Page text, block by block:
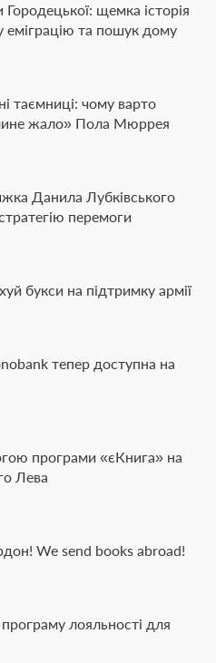
Городецької: щемка історія
еміграцію та пошук дому
таємниці: чому варто
жало» Пола Мюррея
Данила Лубківського
перемоги
букси на підтримку армії
тепер доступна на
програми «єКнига» на
Лева
We send books abroad!
лояльності для